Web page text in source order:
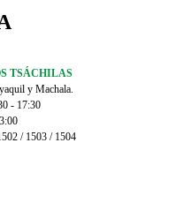
TSÁCHILAS
y Machala.
- 17:30
/ 1503 / 1504